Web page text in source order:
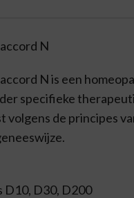
N
N is een
specifieke
volgens de principes
D10, D30, D200